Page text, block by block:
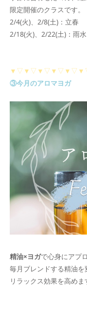
限定開催のクラスです。
2/4(火)、2/8(土)：立春
2/18(火)、2/22(土)：雨水
③今月のアロマヨガ
精油×ヨガで心身にアプ
毎月ブレンドする精油を
リラックス効果を高めま